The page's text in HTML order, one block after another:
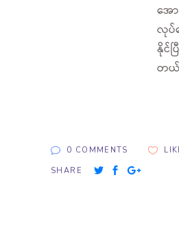
အေ
လုပ်
နိုင်ပ
တယ်
0 COMMENTS
SHARE